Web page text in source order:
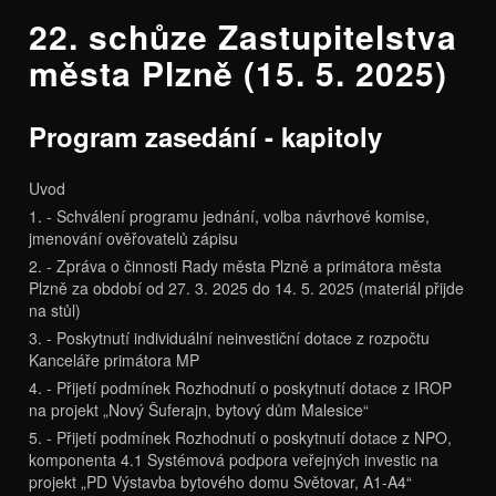
22. schůze Zastupitelstva
města Plzně (15. 5. 2025)
Program zasedání - kapitoly
Uvod
1. - Schválení programu jednání, volba návrhové komise,
jmenování ověřovatelů zápisu
2. - Zpráva o činnosti Rady města Plzně a primátora města
Plzně za období od 27. 3. 2025 do 14. 5. 2025 (materiál přijde
na stůl)
3. - Poskytnutí individuální neinvestiční dotace z rozpočtu
Kanceláře primátora MP
4. - Přijetí podmínek Rozhodnutí o poskytnutí dotace z IROP
na projekt „Nový Šuferajn, bytový dům Malesice“
5. - Přijetí podmínek Rozhodnutí o poskytnutí dotace z NPO,
komponenta 4.1 Systémová podpora veřejných investic na
projekt „PD Výstavba bytového domu Světovar, A1-A4“